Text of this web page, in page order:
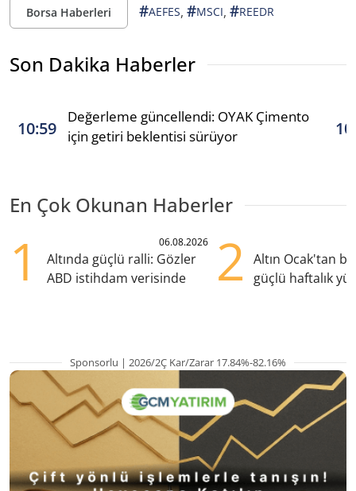
Borsa Haberleri #AEFES, #MSCI, #REEDR
Son Dakika Haberler
10:59
Değerleme güncellendi: OYAK Çimento
için getiri beklentisi sürüyor
En Çok Okunan Haberler
1 06.08.2026
Altında güçlü ralli: Gözler
ABD istihdam verisinde
2
Altın Ocak'tan
güçlü haftalık
Sponsorlu | 2026/2Ç Kar/Zarar 17.84%-82.16%